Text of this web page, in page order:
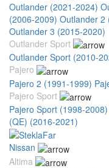
Outlander (2021-2024)
(2006-2009) Outlander 2
Outlander 3 (2015-2020)
Outlander Sport
Outlander Sport (2010-
Pajero
Pajero 2 (1991-1999)
Pajero Sport
Pajero Sport (1998-2008)
(QE) (2016-2021)
Nissan
Altima